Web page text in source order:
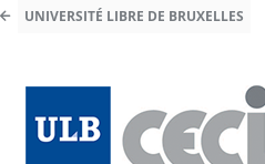
UNIVERSITÉ LIBRE DE BRUXELLES